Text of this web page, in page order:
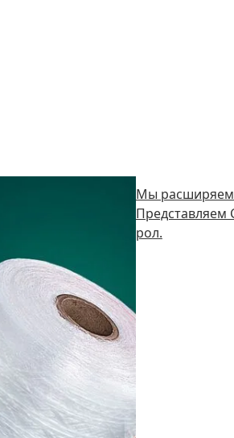
Мы расширяем
Представляем
рол.